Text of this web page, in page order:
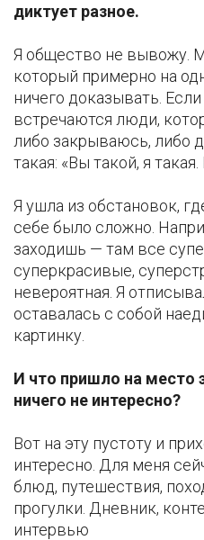
диктует разное.
Я общество не вывожу.
который примерно на
ничего доказывать.
встречаются люди,
либо закрываюсь, либо
такая: «Вы такой, я
Я ушла из обстановок,
себе было сложно.
заходишь — там все
суперкрасивые,
невероятная. Я
оставалась с собой
картинку.
И что пришло на место
ничего не интересно?
Вот на эту пустоту и
интересно. Для меня
блюд, путешествия,
прогулки. Дневник,
интервью